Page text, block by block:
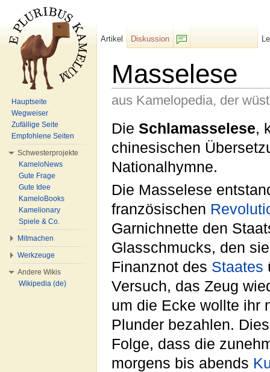
Masselese
aus Kamelopedia, der
Die Schlamasselese,
chinesischen
Nationalhymne.
Die Masselese
französischen
Garnichnette den
Glasschmucks, den
Finanznot des Staates
Versuch, das Zeug
um die Ecke wollte ihr
Plunder bezahlen.
Folge, dass die
morgens bis abends
Artikel
Diskussion
Hauptseite
Wegweiser
Zufällige Seite
Empfohlene Seiten
Schwesterprojekte
KameloNews
Gute Frage
Gute Idee
KameloBooks
Kamelionary
Spiele & Co.
Mitmachen
Werkzeuge
Andere Wikis
Wikipedia (de)